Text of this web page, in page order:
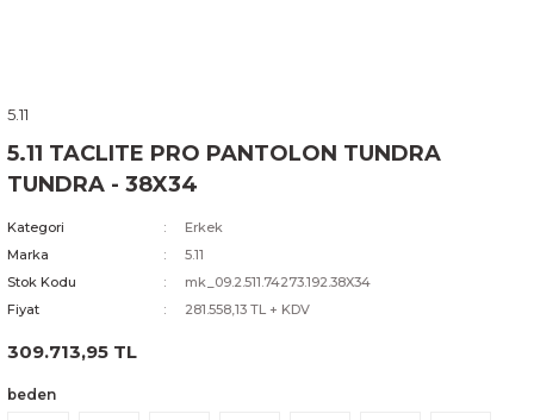
5.11
5.11 TACLITE PRO PANTOLON TUNDRA
TUNDRA - 38X34
Kategori
Erkek
Marka
5.11
Stok Kodu
mk_09.2.511.74273.192.38X34
Fiyat
281.558,13 TL + KDV
309.713,95 TL
beden